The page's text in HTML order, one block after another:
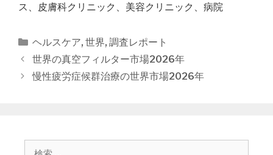
ス、皮膚科クリニック、美容クリニック、病院
カ
テ
ゴ
リ
ヘルスケア, 世界, 調査レポート
投
稿
世界の真空フィルター市場2026年
慢性疲労症候群治療の世界市場2026年